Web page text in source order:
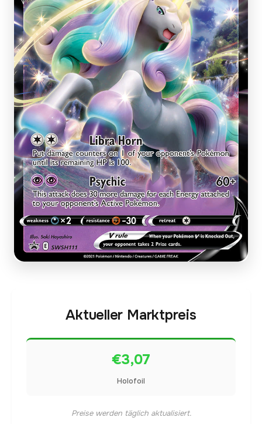
Aktueller Marktpreis
€3,07
Holofoil
Preise werden täglich aktualisiert.